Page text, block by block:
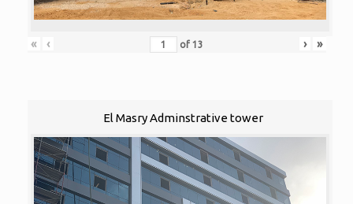
« ‹ of 13 › »
El Masry Adminstrative tower